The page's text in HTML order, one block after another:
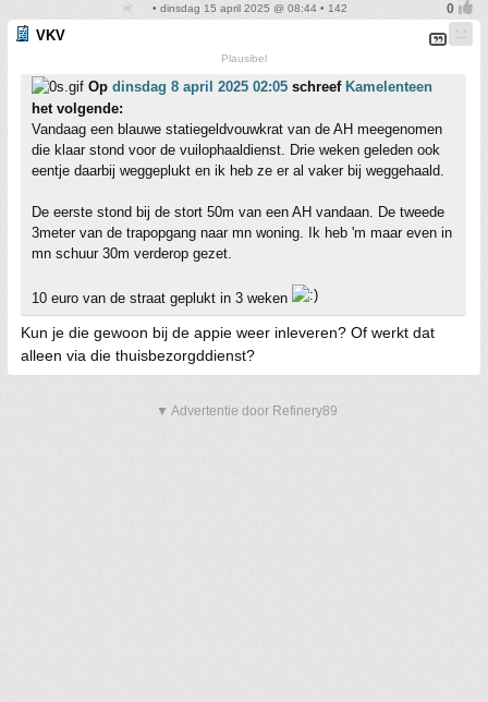
• dinsdag 15 april 2025 @ 08:44 • 142
VKV
Plausibel
Op dinsdag 8 april 2025 02:05 schreef Kamelenteen
het volgende:
Vandaag een blauwe statiegeldvouwkrat van de AH meegenomen
die klaar stond voor de vuilophaaldienst. Drie weken geleden ook
eentje daarbij weggeplukt en ik heb ze er al vaker bij weggehaald.
De eerste stond bij de stort 50m van een AH vandaan. De tweede
3meter van de trapopgang naar mn woning. Ik heb 'm maar even in
mn schuur 30m verderop gezet.
10 euro van de straat geplukt in 3 weken
Kun je die gewoon bij de appie weer inleveren? Of werkt dat
alleen via die thuisbezorgddienst?
▼ Advertentie door Refinery89